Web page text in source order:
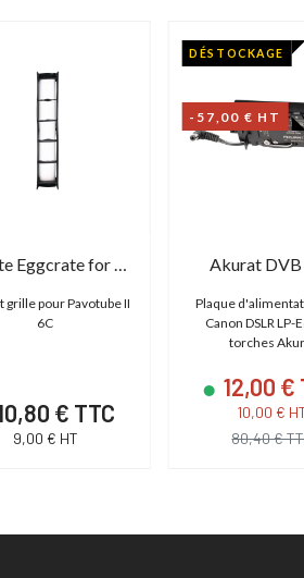
Nanlite Eggcrate for PavoTube II 6C
grille pour Pavotube II
6C
€ TTC
9,00 € HT
DÉSTOCKAGE
-57,00 € HT
Akurat DVB
Plaque
Canon DSLR LP-
torches
12,00 €
10,00 €
80,40 €